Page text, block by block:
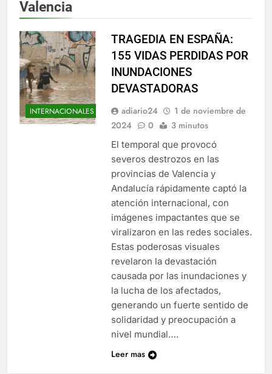
Valencia
INTERNACIONALES
TRAGEDIA EN ESPAÑA:
155 VIDAS PERDIDAS POR
INUNDACIONES
DEVASTADORAS
adiario24
1 de noviembre de
2024
0 3 minutos
El temporal que provocó
severos destrozos en las
provincias de Valencia y
Andalucía rápidamente captó la
atención internacional, con
imágenes impactantes que se
viralizaron en las redes sociales.
Estas poderosas visuales
revelaron la devastación
causada por las inundaciones y
la lucha de los afectados,
generando un fuerte sentido de
solidaridad y preocupación a
nivel mundial….
Leer mas